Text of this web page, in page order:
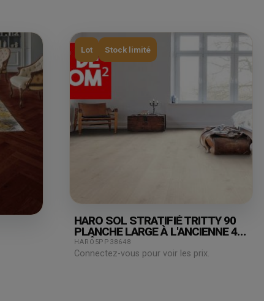
Lot Stock limité
HARO SOL STRATIFIÉ TRITTY 90
PLANCHE LARGE À L'ANCIENNE 4V
CHÊNE SAVONA BLANC* SOFT
MAT TOP CONNECT PRIX POUR LE
HARO5PP38648
Connectez-vous pour voir les prix.